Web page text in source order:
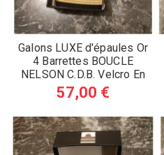
Galons LUXE d'épaules Or
4 Barrettes BOUCLE
NELSON C.D.B. Velcro En
Boite de...
57,00 €